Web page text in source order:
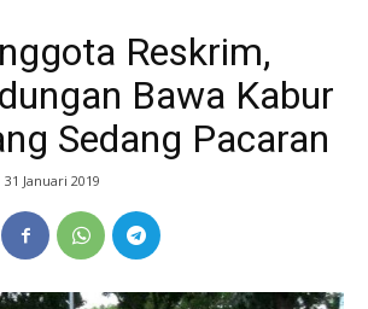
Reskrim,
Bawa Kabur
Sedang Pacaran
31 Januari 2019